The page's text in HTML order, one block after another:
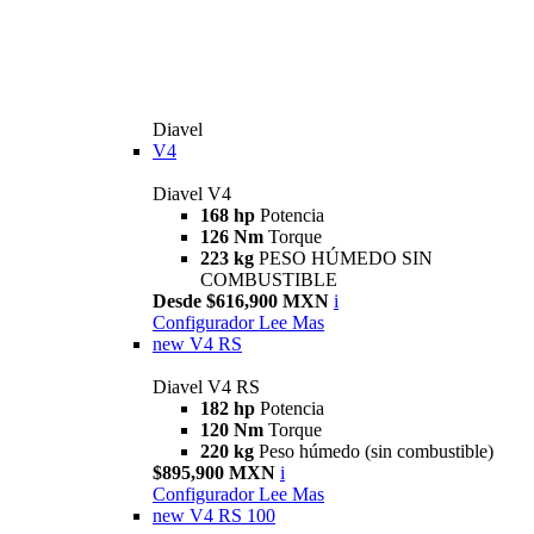
Diavel
V4
Diavel V4
168 hp Potencia
126 Nm Torque
223 kg PESO HÚMEDO SIN
COMBUSTIBLE
Desde $616,900 MXN i
Configurador Lee Mas
new V4 RS
Diavel V4 RS
182 hp Potencia
120 Nm Torque
220 kg Peso húmedo (sin combustible)
$895,900 MXN i
Configurador Lee Mas
new V4 RS 100